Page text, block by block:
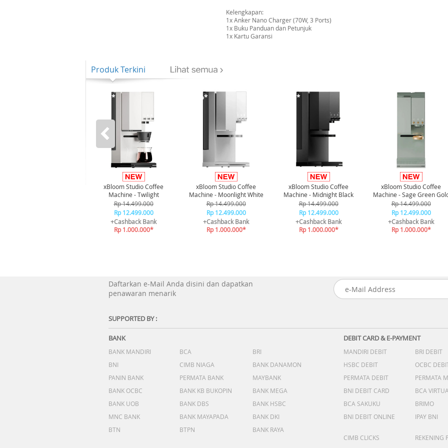
Kelengkapan:
1x Anker Nano Charger (70W, 3 Ports)
1x Buku Panduan dan Petunjuk
1x Kartu Garansi
Produk Terkini
-21%*
xBloom Studio Coffee
Machine - Twilight
Rp 14.499.000
Rp 12.499.000
+Cashback Bank
Rp 1.000.000*
-21%*
xBloom Studio Coffee
Machine - Moonlight White
Rp 14.499.000
Rp 12.499.000
+Cashback Bank
Rp 1.000.000*
-21%*
xBloom Studio Coffee
Machine - Midnight Black
Rp 14.499.000
Rp 12.499.000
+Cashback Bank
Rp 1.000.000*
xBloom Studio Coffee
Machine - Sage Green
Rp 14.499.000
Rp 12.499.000
+Cashback Bank
Rp 1.000.000*
Daftarkan e-Mail Anda disini dan dapatkan
penawaran menarik
SUPPORTED BY :
BANK
BANK MANDIRI BCA
BRI
BNI
CIMB NIAGA
BANK DANAMON
PANIN BANK
PERMATA BANK
MAYBANK
BANK OCBC
BANK KB BUKOPIN
BANK MEGA
BANK UOB
BANK DBS
BANK HSBC
MNC BANK
BANK MAYAPADA
BANK DKI
BTN
BTPN BANK RAYA
DEBIT CARD & E-PAYMENT
MANDIRI DEBIT BRI DEBIT
HSBC DEBIT
OCBC
PERMATA DEBIT
PERMATA
BNI DEBIT CARD
BCA
BCA SAKUKU
BRIMO
BNI DEBIT ONLINE
IPAY BNI
CIMB CLICKS
REKENING